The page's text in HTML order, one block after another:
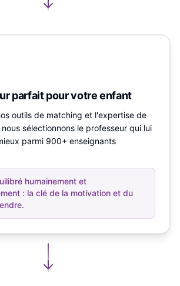
parfait pour votre enfant
outils de matching et l'expertise de
sélectionnons le professeur qui lui
parmi 900+ enseignants
humainement et
: la clé de la motivation et du